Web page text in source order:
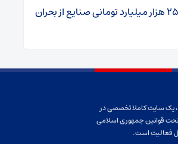
خسارت ۲۵۰ هزار میلیارد تومانی صنایع از بحران
یک سایت کاملا تخصصی در
قوانین جمهوری اسلامی
فعالیت است.